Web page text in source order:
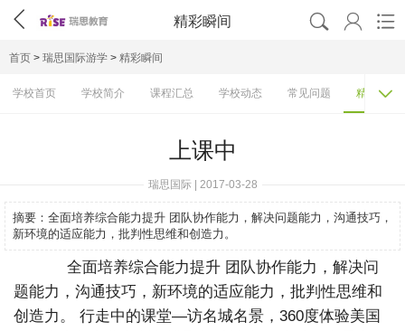
 精彩瞬间   
首页 > 瑞思国际游学 > 精彩瞬间
学校首页 学校简介 课程汇总 学校动态 常见问题 精彩瞬间

上课中
瑞思国际 | 2017-03-28
摘要： 全面培养综合能力提升 团队协作能力，解决问题能力，沟通技巧，
新环境的适应能力，批判性思维和创造力。
全面培养综合能力提升 团队协作能力，解决问
题能力，沟通技巧，新环境的适应能力，批判性思维和
创造力。 行走中的课堂—访名城名景，360度体验美国